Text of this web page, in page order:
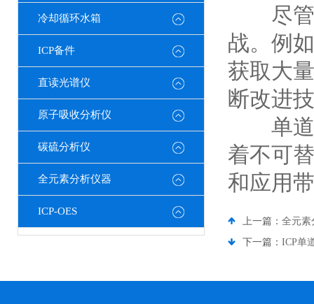
冷却循环水箱
ICP备件
直读光谱仪
原子吸收分析仪
碳硫分析仪
全元素分析仪器
ICP-OES
尽管
战。例
获取大
断改进
单道
着不可
和应用
上一篇： 全元素
下一篇： ICP单